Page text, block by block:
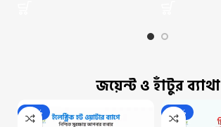
জয়েন্ট ও হাঁটুর ব্যাথা
-22% -28%